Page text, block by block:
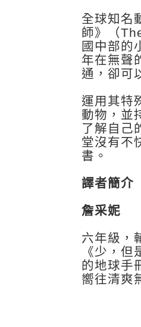
全球知名
師》（
國中部的
年在無聲
通，卻可
運用其特
動物，並
了解自己
堂沒有不
書。
譯者簡介
詹采妮
六年級，
《少，
的地球手
嚮往清爽